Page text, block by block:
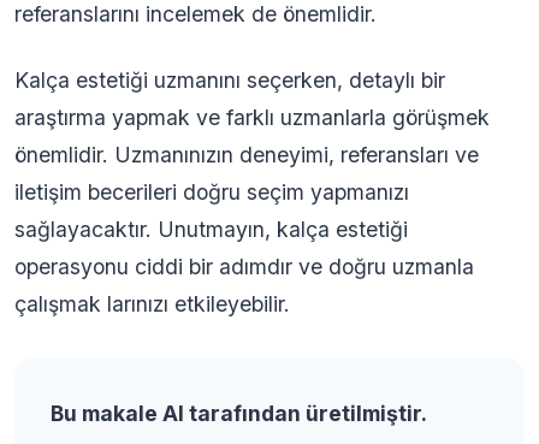
referanslarını incelemek de önemlidir.
Kalça estetiği uzmanını seçerken, detaylı bir
araştırma yapmak ve farklı uzmanlarla görüşmek
önemlidir. Uzmanınızın deneyimi, referansları ve
iletişim becerileri doğru seçim yapmanızı
sağlayacaktır. Unutmayın, kalça estetiği
operasyonu ciddi bir adımdır ve doğru uzmanla
çalışmak larınızı etkileyebilir.
Bu makale AI tarafından üretilmiştir.